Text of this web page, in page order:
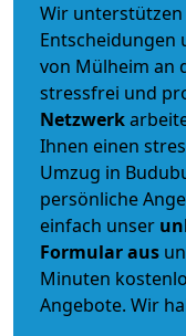
Wir unterstützen
Entscheidungen
von Mülheim an
stressfrei und
Netzwerk
Ihnen einen
Umzug in
persönliche
einfach unser
Formular aus
Minuten
Angebote. Wir